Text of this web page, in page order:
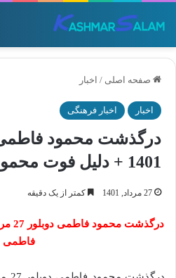
صفحه اصلی / اخبار
اخبار اخبار فرهنگی
1401 + دلیل فوت محمود فاطمی
27 مرداد, 1401 کمتر از یک دقیقه
فاطمی